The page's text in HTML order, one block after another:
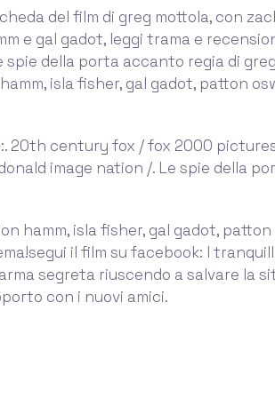
del film di greg mottola, con
e gal gadot, leggi trama e
spie della porta accanto regia di
isla fisher, gal gadot, patton
20th century fox / fox 2000
image nation /. Le spie della
hamm, isla fisher, gal gadot,
il film su facebook: I
segreta riuscendo a salvare la
con i nuovi amici.